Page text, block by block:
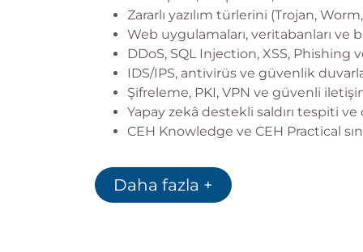
Zararlı yazılım türlerini (Trojan,
Web uygulamaları, veritabanları ve
DDoS, SQL Injection, XSS, Phishing
IDS/IPS, antivirüs ve güvenlik
Şifreleme, PKI, VPN ve güvenli
Yapay zekâ destekli saldırı tespiti
CEH Knowledge ve CEH Practical
Daha fazla +